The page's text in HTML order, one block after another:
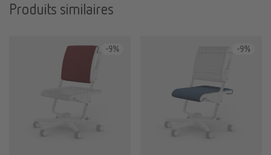
Produits similaires
-9% -9%